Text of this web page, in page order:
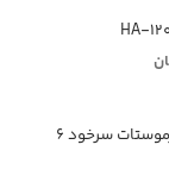
هیتر سونای خشک ایرانی ترموستات سرخود ۶